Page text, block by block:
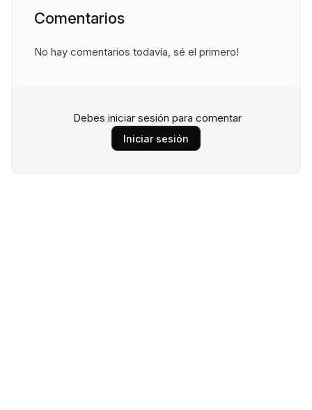
Comentarios
No hay comentarios todavía, sé el primero!
Debes iniciar sesión para comentar
Iniciar sesión